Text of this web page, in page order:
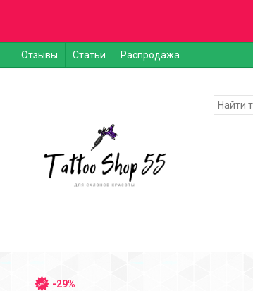
Отзывы Статьи Распродажа
-29%